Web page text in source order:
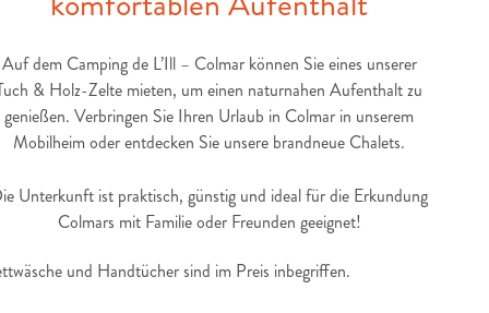
Auf dem Camping de L’Ill – Colmar können Sie eines unserer
& Holz-Zelte mieten, um einen naturnahen Aufenthalt zu
genießen. Verbringen Sie Ihren Urlaub in Colmar in unserem
Mobilheim oder entdecken Sie unsere brandneue Chalets.
Unterkunft ist praktisch, günstig und ideal für die Erkundung
Colmars mit Familie oder Freunden geeignet!
und Handtücher sind im Preis inbegriffen.